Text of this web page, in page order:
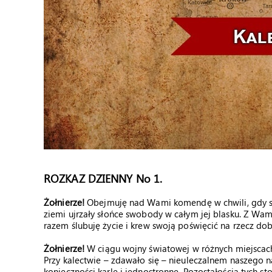
ROZKAZ DZIENNY No 1.
Żołnierze! Obejmuję nad Wami komendę w chwili, gdy
ziemi ujrzały słońce swobody w całym jej blasku. Z
razem ślubuję życie i krew swoją poświęcić na rzecz
Żołnierze! W ciągu wojny światowej w różnych
Przy kalectwie – zdawało się – nieuleczalnem naszego